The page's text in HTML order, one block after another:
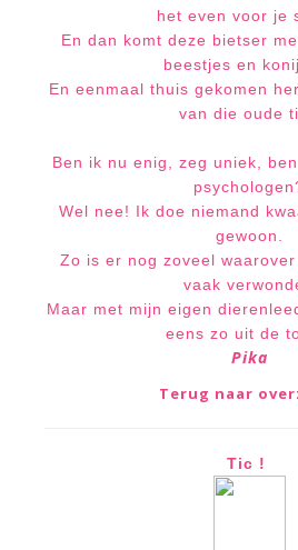
het even voor je
En dan komt deze bietser
beestjes en
En eenmaal thuis gekomen
van die oude
Ben ik nu enig, zeg uniek,
Wel nee! Ik doe niemand
gewoon.
Zo is er nog zoveel
vaak
Maar met mijn eigen
eens zo uit de
Pika
Terug naar
Tic !